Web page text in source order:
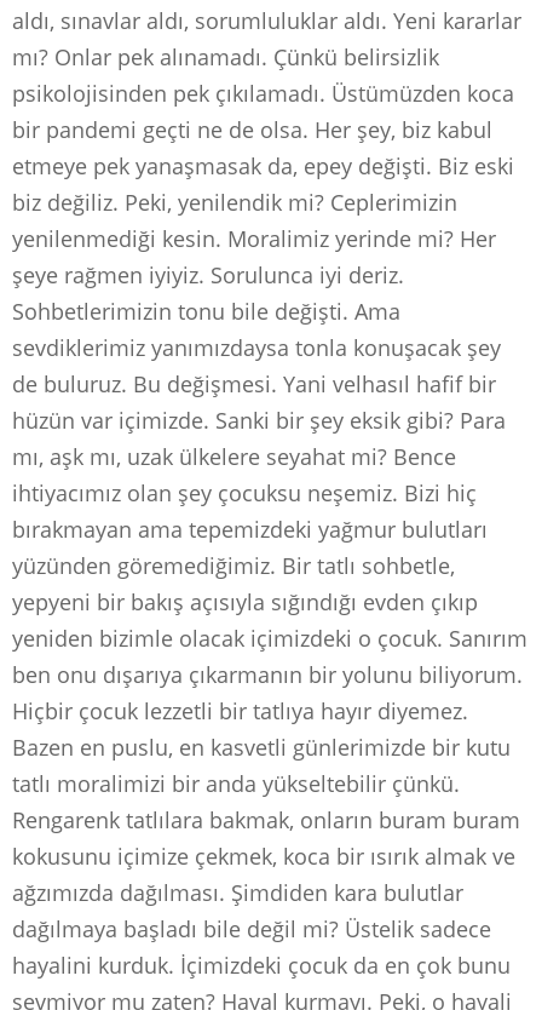
aldı, sınavlar aldı, sorumluluklar aldı. Yeni kararlar
mı? Onlar pek alınamadı. Çünkü belirsizlik
psikolojisinden pek çıkılamadı. Üstümüzden koca
bir pandemi geçti ne de olsa. Her şey, biz kabul
etmeye pek yanaşmasak da, epey değişti. Biz eski
biz değiliz. Peki, yenilendik mi? Ceplerimizin
yenilenmediği kesin. Moralimiz yerinde mi? Her
şeye rağmen iyiyiz. Sorulunca iyi deriz.
Sohbetlerimizin tonu bile değişti. Ama
sevdiklerimiz yanımızdaysa tonla konuşacak şey
de buluruz. Bu değişmesi. Yani velhasıl hafif bir
hüzün var içimizde. Sanki bir şey eksik gibi? Para
mı, aşk mı, uzak ülkelere seyahat mi? Bence
ihtiyacımız olan şey çocuksu neşemiz. Bizi hiç
bırakmayan ama tepemizdeki yağmur bulutları
yüzünden göremediğimiz. Bir tatlı sohbetle,
yepyeni bir bakış açısıyla sığındığı evden çıkıp
yeniden bizimle olacak içimizdeki o çocuk. Sanırım
ben onu dışarıya çıkarmanın bir yolunu biliyorum.
Hiçbir çocuk lezzetli bir tatlıya hayır diyemez.
Bazen en puslu, en kasvetli günlerimizde bir kutu
tatlı moralimizi bir anda yükseltebilir çünkü.
Rengarenk tatlılara bakmak, onların buram buram
kokusunu içimize çekmek, koca bir ısırık almak ve
ağzımızda dağılması. Şimdiden kara bulutlar
dağılmaya başladı bile değil mi? Üstelik sadece
hayalini kurduk. İçimizdeki çocuk da en çok bunu
sevmiyor mu zaten? Hayal kurmayı. Peki, o hayali